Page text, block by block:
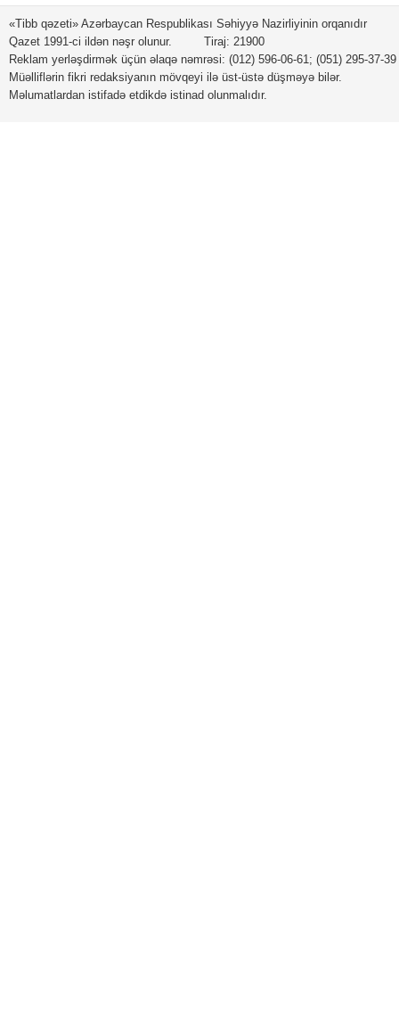
«Tibb qəzeti» Azərbaycan Respublikası Səhiyyə Nazirliyinin orqanıdır
Qazet 1991-ci ildən nəşr olunur. Tiraj: 21900
Reklam yerləşdirmək üçün əlaqə nəmrəsi: (012) 596-06-61; (051) 295-37-39
Müəlliflərin fikri redaksiyanın mövqeyi ilə üst-üstə düşməyə bilər.
Məlumatlardan istifadə etdikdə istinad olunmalıdır.